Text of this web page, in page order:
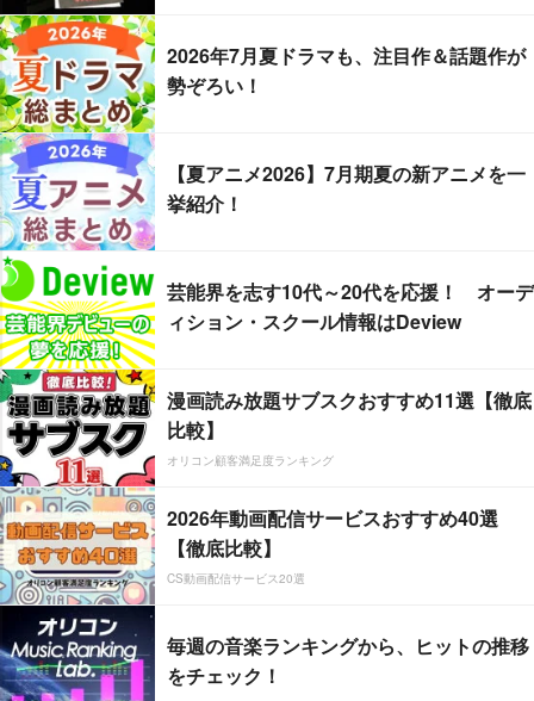
2026年7月夏ドラマも、注目作＆話題作が
勢ぞろい！
【夏アニメ2026】7月期夏の新アニメを一
挙紹介！
芸能界を志す10代～20代を応援！ オーデ
ィション・スクール情報はDeview
漫画読み放題サブスクおすすめ11選【徹底
比較】
オリコン顧客満足度ランキング
2026年動画配信サービスおすすめ40選
【徹底比較】
CS動画配信サービス20選
毎週の音楽ランキングから、ヒットの推移
をチェック！